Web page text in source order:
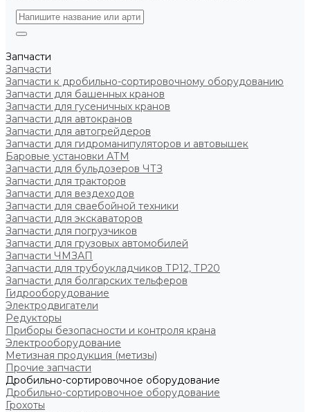
Запчасти
Запчасти
Запчасти к дробильно-сортировочному оборудованию
Запчасти для башенных кранов
Запчасти для гусеничных кранов
Запчасти для автокранов
Запчасти для автогрейдеров
Запчасти для гидроманипуляторов и автовышек
Баровые установки АТМ
Запчасти для бульдозеров ЧТЗ
Запчасти для тракторов
Запчасти для вездеходов
Запчасти для сваебойной техники
Запчасти для экскаваторов
Запчасти для погрузчиков
Запчасти для грузовых автомобилей
Запчасти ЧМЗАП
Запчасти для трубоукладчиков ТР12, ТР20
Запчасти для болгарских тельферов
Гидрооборудование
Электродвигатели
Редукторы
Приборы безопасности и контроля крана
Электрооборудование
Метизная продукция (метизы)
Прочие запчасти
Дробильно-сортировочное оборудование
Дробильно-сортировочное оборудование
Грохоты